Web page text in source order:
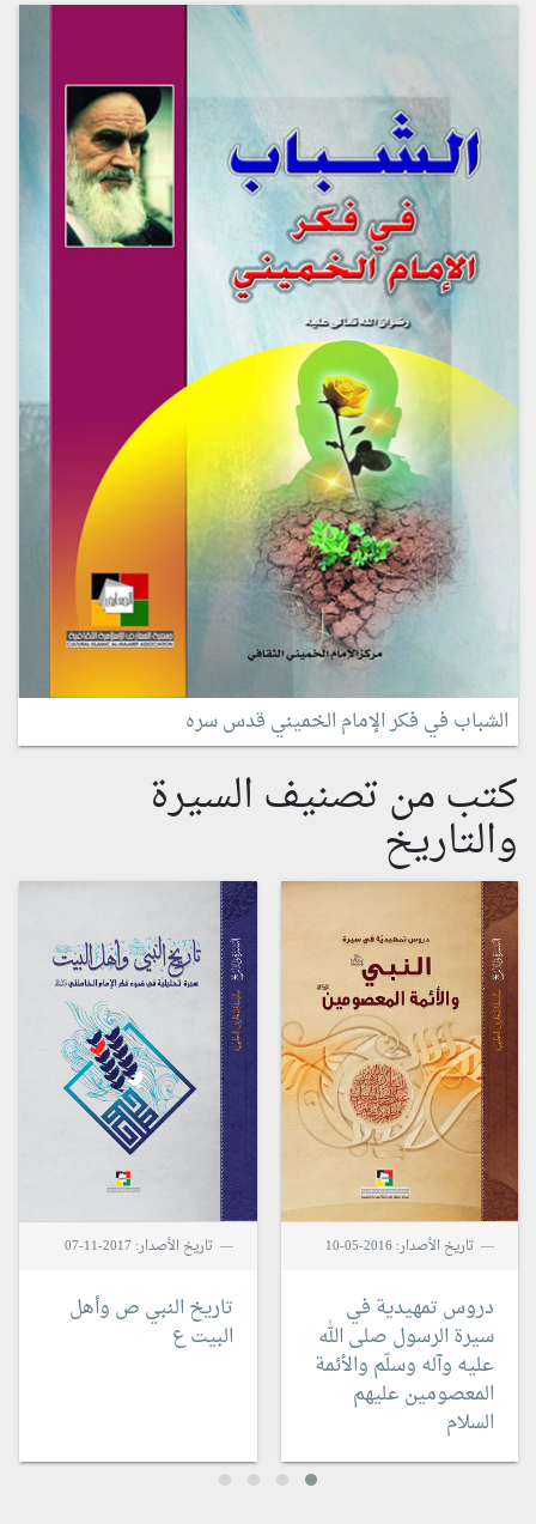
الشباب في فكر الإمام الخميني قدس سره
كتب من تصنيف السيرة
والتاريخ
تاريخ الأصدار: 2016-05-10
دروس تمهيدية في
سيرة الرسول صلى الله
عليه وآله وسلّم والأئمة
المعصومين عليهم
السلام
تاريخ الأصدار: 2017-11-07
تاريخ النبي ص وأهل
البيت ع